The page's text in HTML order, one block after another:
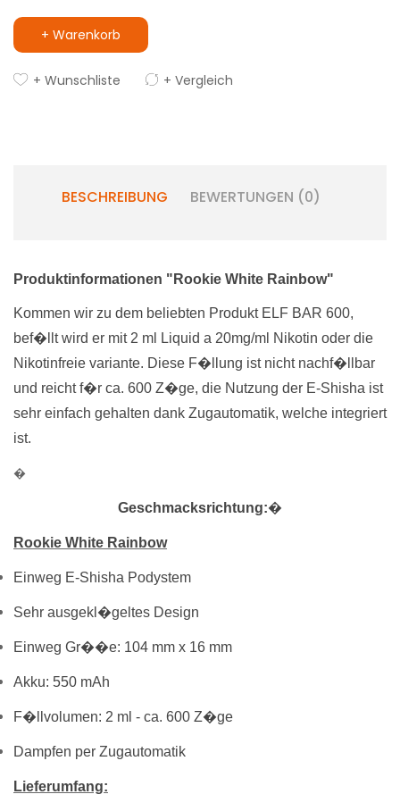
+ Warenkorb
+ Wunschliste + Vergleich
BESCHREIBUNG BEWERTUNGEN (0)
Produktinformationen "Rookie White Rainbow"
Kommen wir zu dem beliebten Produkt ELF BAR 600,
bef�llt wird er mit 2 ml Liquid a 20mg/ml Nikotin oder die
Nikotinfreie variante. Diese F�llung ist nicht nachf�llbar
und reicht f�r ca. 600 Z�ge, die Nutzung der E-Shisha ist
sehr einfach gehalten dank Zugautomatik, welche integriert
ist.
�
Geschmacksrichtung:�
Rookie White Rainbow
Einweg E-Shisha Podystem
Sehr ausgekl�geltes Design
Einweg Gr��e: 104 mm x 16 mm
Akku: 550 mAh
F�llvolumen: 2 ml - ca. 600 Z�ge
Dampfen per Zugautomatik
Lieferumfang: